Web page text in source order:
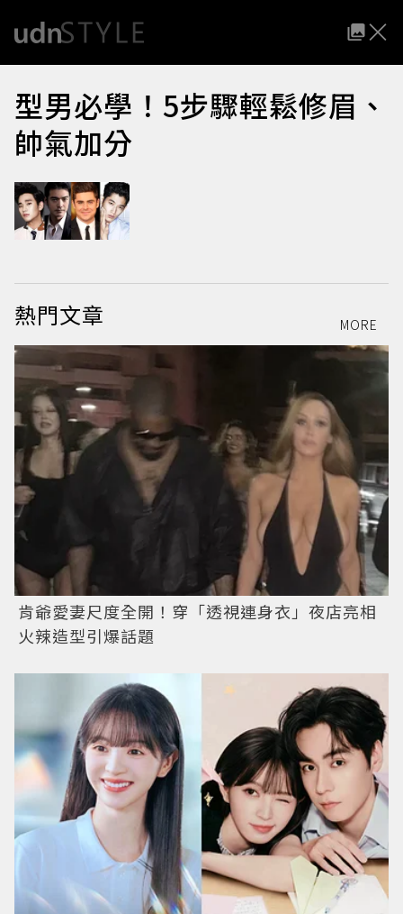
型男必學！5步驟輕鬆修眉、
帥氣加分
熱門文章 MORE
肯爺愛妻尺度全開！穿「透視連身衣」夜店亮相
火辣造型引爆話題